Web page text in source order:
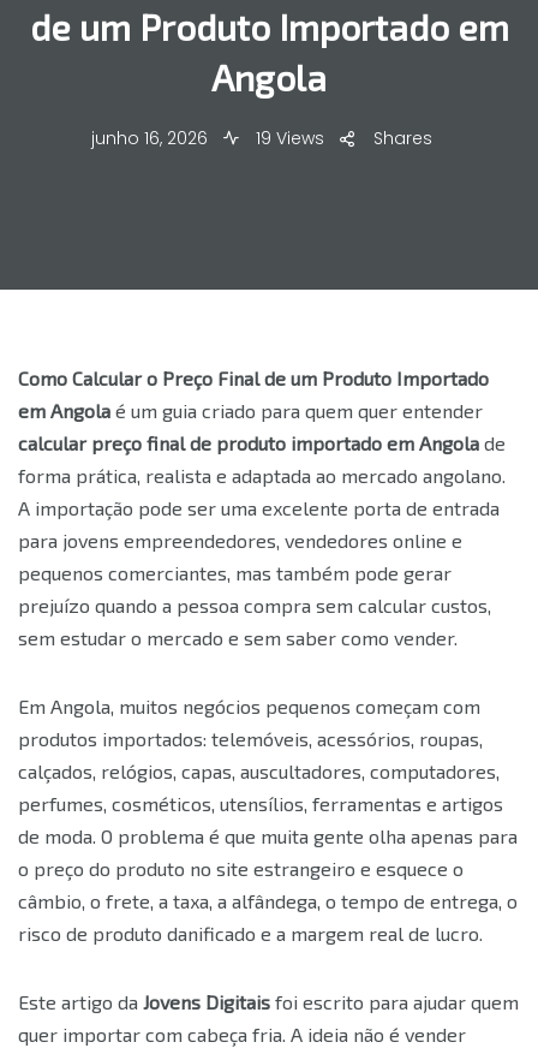
de um Produto Importado em
Angola
junho 16, 2026 19 Views Shares
Como Calcular o Preço Final de um Produto Importado
em Angola é um guia criado para quem quer entender
calcular preço final de produto importado em Angola de
forma prática, realista e adaptada ao mercado angolano.
A importação pode ser uma excelente porta de entrada
para jovens empreendedores, vendedores online e
pequenos comerciantes, mas também pode gerar
prejuízo quando a pessoa compra sem calcular custos,
sem estudar o mercado e sem saber como vender.
Em Angola, muitos negócios pequenos começam com
produtos importados: telemóveis, acessórios, roupas,
calçados, relógios, capas, auscultadores, computadores,
perfumes, cosméticos, utensílios, ferramentas e artigos
de moda. O problema é que muita gente olha apenas para
o preço do produto no site estrangeiro e esquece o
câmbio, o frete, a taxa, a alfândega, o tempo de entrega, o
risco de produto danificado e a margem real de lucro.
Este artigo da Jovens Digitais foi escrito para ajudar quem
quer importar com cabeça fria. A ideia não é vender